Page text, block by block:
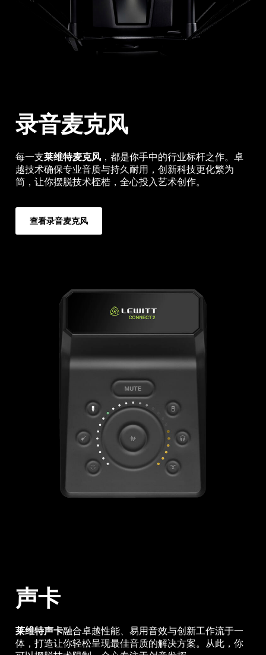
录音麦克风
每一支莱维特麦克风 ，都是你手中的行业标杆之作。卓
越技术确保专业音质与持久耐用，创新科技更化繁为
简，让你摆脱技术桎梏，全心投入艺术创作。
查看录音麦克风
声卡
莱维特声卡融合卓越性能、易用音效与创新工作流于一
体，打造让你轻松呈现最佳音质的解决方案。从此，你